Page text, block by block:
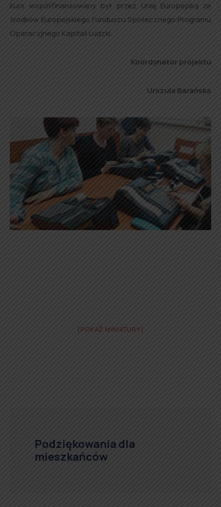
Kurs współfinansowany był przez Unię Europejską ze
środków Europejskiego Funduszu Społecznego Programu
Operacyjnego Kapitał Ludzki.
Koordynator projektu
Urszula Barańska
[POKAŻ MINIATURY]
Podziękowania dla
mieszkańców